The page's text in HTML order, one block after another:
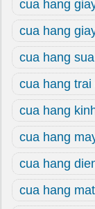
cua hang
cua hang
cua hang sua
cua hang trai
cua hang
cua hang
cua hang
cua hang